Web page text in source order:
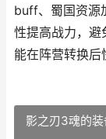
buff、蜀国资源
性提高战力，避
能在阵营转换后
影之刃3魂的